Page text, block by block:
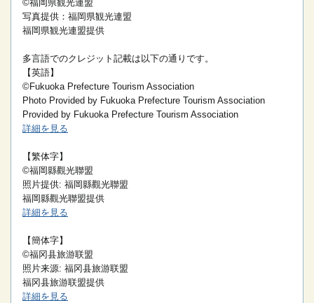
©福岡県観光連盟
写真提供：福岡県観光連盟
福岡県観光連盟提供
多言語でのクレジット記載は以下の通りです。
【英語】
©Fukuoka Prefecture Tourism Association
Photo Provided by Fukuoka Prefecture Tourism Association
Provided by Fukuoka Prefecture Tourism Association
詳細を見る
【繁体字】
©福岡縣觀光聯盟
照片提供: 福岡縣觀光聯盟
福岡縣觀光聯盟提供
詳細を見る
【簡体字】
©福冈县旅游联盟
照片来源: 福冈县旅游联盟
福冈县旅游联盟提供
詳細を見る